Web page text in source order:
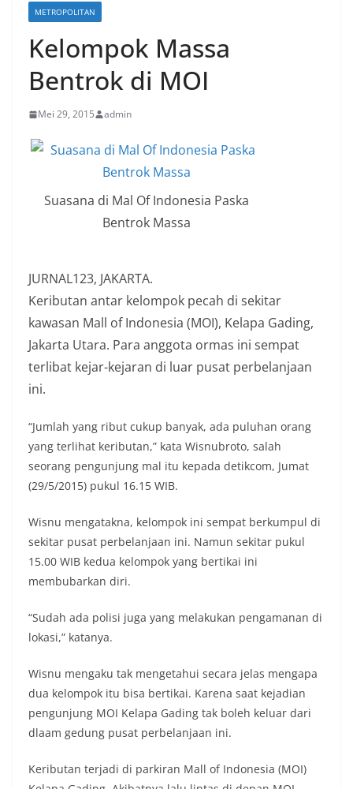
METROPOLITAN
Kelompok Massa
Bentrok di MOI
Mei 29, 2015 admin
Suasana di Mal Of Indonesia Paska
Bentrok Massa
JURNAL123, JAKARTA.
Keributan antar kelompok pecah di sekitar
kawasan Mall of Indonesia (MOI), Kelapa Gading,
Jakarta Utara. Para anggota ormas ini sempat
terlibat kejar-kejaran di luar pusat perbelanjaan
ini.
“Jumlah yang ribut cukup banyak, ada puluhan orang
yang terlihat keributan,” kata Wisnubroto, salah
seorang pengunjung mal itu kepada detikcom, Jumat
(29/5/2015) pukul 16.15 WIB.
Wisnu mengatakna, kelompok ini sempat berkumpul di
sekitar pusat perbelanjaan ini. Namun sekitar pukul
15.00 WIB kedua kelompok yang bertikai ini
membubarkan diri.
“Sudah ada polisi juga yang melakukan pengamanan di
lokasi,” katanya.
Wisnu mengaku tak mengetahui secara jelas mengapa
dua kelompok itu bisa bertikai. Karena saat kejadian
pengunjung MOI Kelapa Gading tak boleh keluar dari
dlaam gedung pusat perbelanjaan ini.
Keributan terjadi di parkiran Mall of Indonesia (MOI)